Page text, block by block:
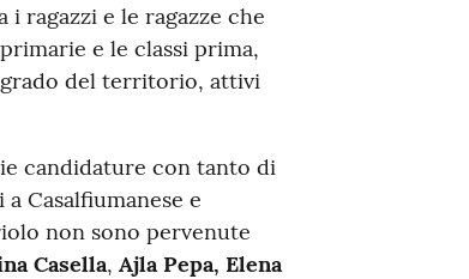
ragazzi e le ragazze che
e le classi prima,
del territorio, attivi
candidature con tanto di
Casalfiumanese e
non sono pervenute
Casella, Ajla Pepa, Elena